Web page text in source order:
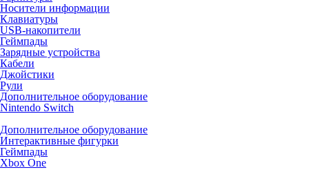
Носители информации
Клавиатуры
USB-накопители
Геймпады
Зарядные устройства
Кабели
Джойстики
Рули
Дополнительное оборудование
Nintendo Switch
Дополнительное оборудование
Интерактивные фигурки
Геймпады
Xbox One